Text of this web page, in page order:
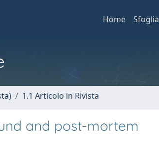
Home Sfoglia
1.1 Articolo in Rivista
and post-mortem